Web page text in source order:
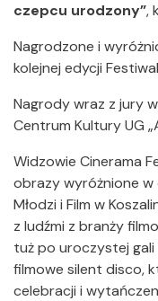
czepcu urodzony”,
Nagrodzone i
kolejnej edycji
Nagrody wraz z jury
Centrum Kultury UG
Widzowie Cinerama
obrazy wyróżnione
Młodzi i Film w
z ludźmi z branży
tuż po uroczystej gali
filmowe silent disco,
celebracji i